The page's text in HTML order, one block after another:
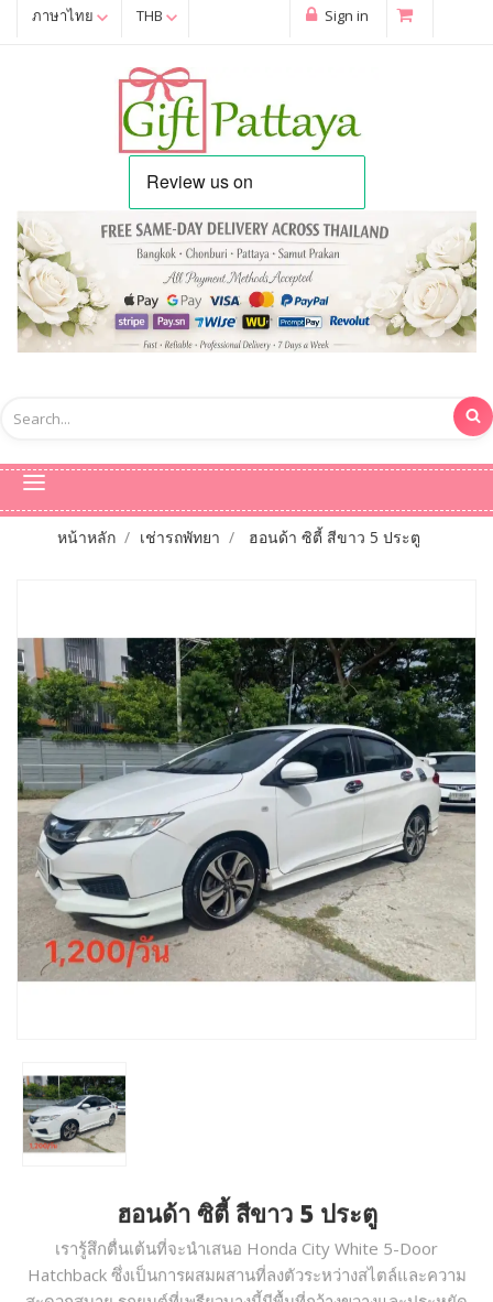
ภาษาไทย THB Sign in
หน้าหลัก เช่ารถพัทยา ฮอนด้า ซิตี้ สีขาว 5 ประตู
ฮอนด้า ซิตี้ สีขาว 5 ประตู
เรารู้สึกตื่นเต้นที่จะนำเสนอ Honda City White 5-Door
Hatchback ซึ่งเป็นการผสมผสานที่ลงตัวระหว่างสไตล์และความ